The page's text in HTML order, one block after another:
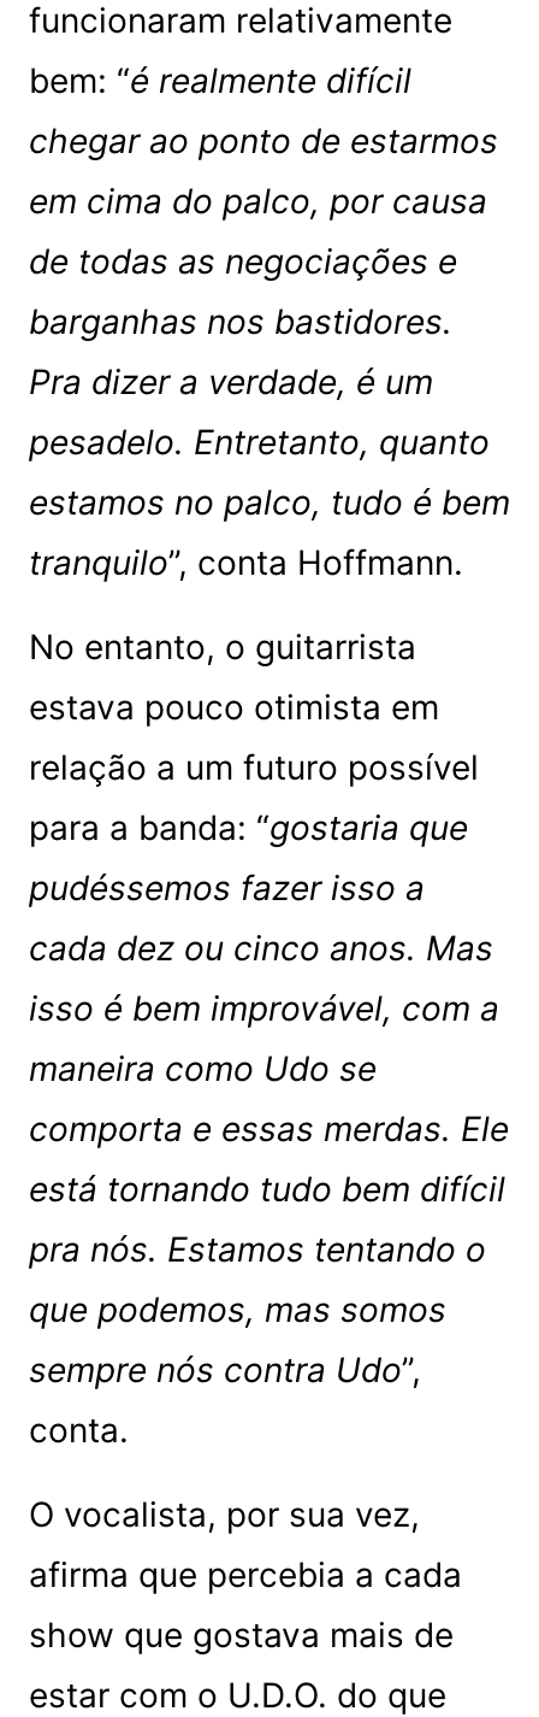
funcionaram relativamente
bem: “é realmente difícil
chegar ao ponto de estarmos
em cima do palco, por causa
de todas as negociações e
barganhas nos bastidores.
Pra dizer a verdade, é um
pesadelo. Entretanto, quanto
estamos no palco, tudo é bem
tranquilo”, conta Hoffmann.
No entanto, o guitarrista
estava pouco otimista em
relação a um futuro possível
para a banda: “gostaria que
pudéssemos fazer isso a
cada dez ou cinco anos. Mas
isso é bem improvável, com a
maneira como Udo se
comporta e essas merdas. Ele
está tornando tudo bem difícil
pra nós. Estamos tentando o
que podemos, mas somos
sempre nós contra Udo”,
conta.
O vocalista, por sua vez,
afirma que percebia a cada
show que gostava mais de
estar com o U.D.O. do que